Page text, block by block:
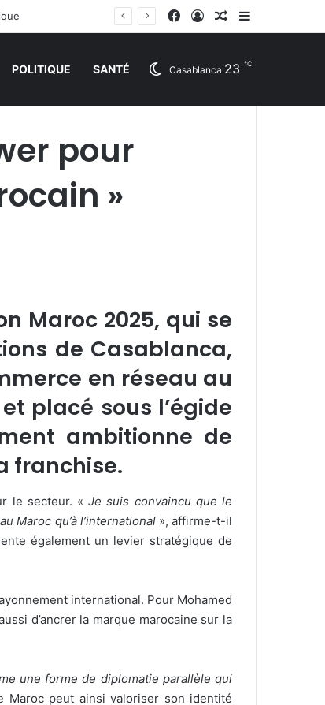
Facebook
Connexion
Article Aléatoire
Sidebar
POLITIQUE SANTÉ Casablanca 23 ℃
pour
»
Maroc 2025, qui se
de Casablanca,
en réseau au
placé sous l’égide
ambitionne de
franchise.
le secteur. « Je suis convaincu que le
Maroc qu’à l’international», affirme-t-il
également un levier stratégique de
international. Pour Mohamed
d’ancrer la marque marocaine sur la
une forme de diplomatie parallèle qui
Maroc peut ainsi valoriser son identité